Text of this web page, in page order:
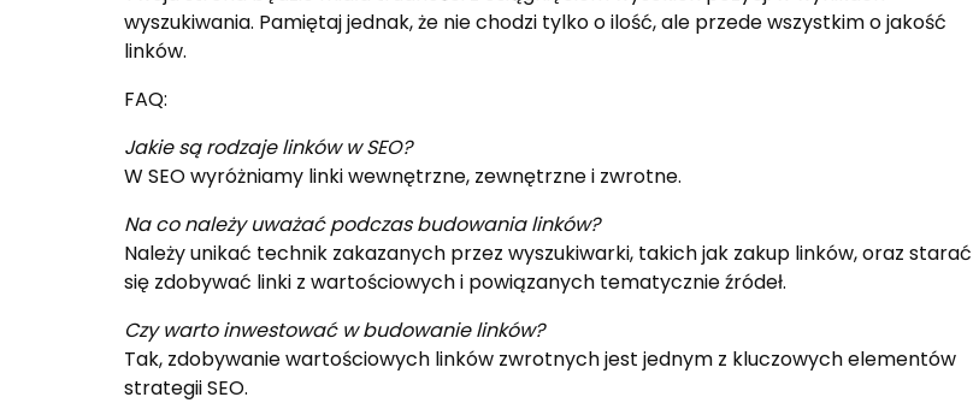
wyszukiwania. Pamiętaj jednak, że nie chodzi tylko o ilość, ale przede wszystkim o jakość
linków.
FAQ:
Jakie są rodzaje linków w SEO?
W SEO wyróżniamy linki wewnętrzne, zewnętrzne i zwrotne.
Na co należy uważać podczas budowania linków?
Należy unikać technik zakazanych przez wyszukiwarki, takich jak zakup linków, oraz starać
się zdobywać linki z wartościowych i powiązanych tematycznie źródeł.
Czy warto inwestować w budowanie linków?
Tak, zdobywanie wartościowych linków zwrotnych jest jednym z kluczowych elementów
strategii SEO.